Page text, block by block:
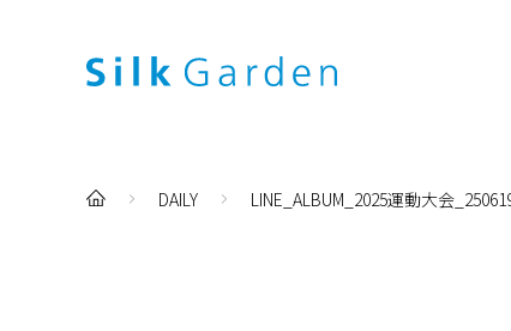
DAILY LINE_ALBUM_2025運動大会